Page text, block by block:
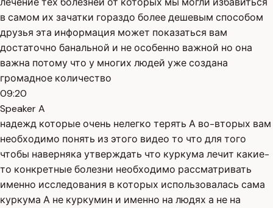
в самом их зачатки гораздо более дешевым способом
друзья эта информация может показаться вам
достаточно банальной и не особенно важной но она
важна потому что у многих людей уже создана
громадное количество
09:20
Speaker A
надежд которые очень нелегко терять А во-вторых вам
необходимо понять из этого видео то что для того
чтобы наверняка утверждать что куркума лечит какие-
то конкретные болезни необходимо рассматривать
именно исследования в которых использовалась сама
куркума А не куркумин и именно на людях а не на